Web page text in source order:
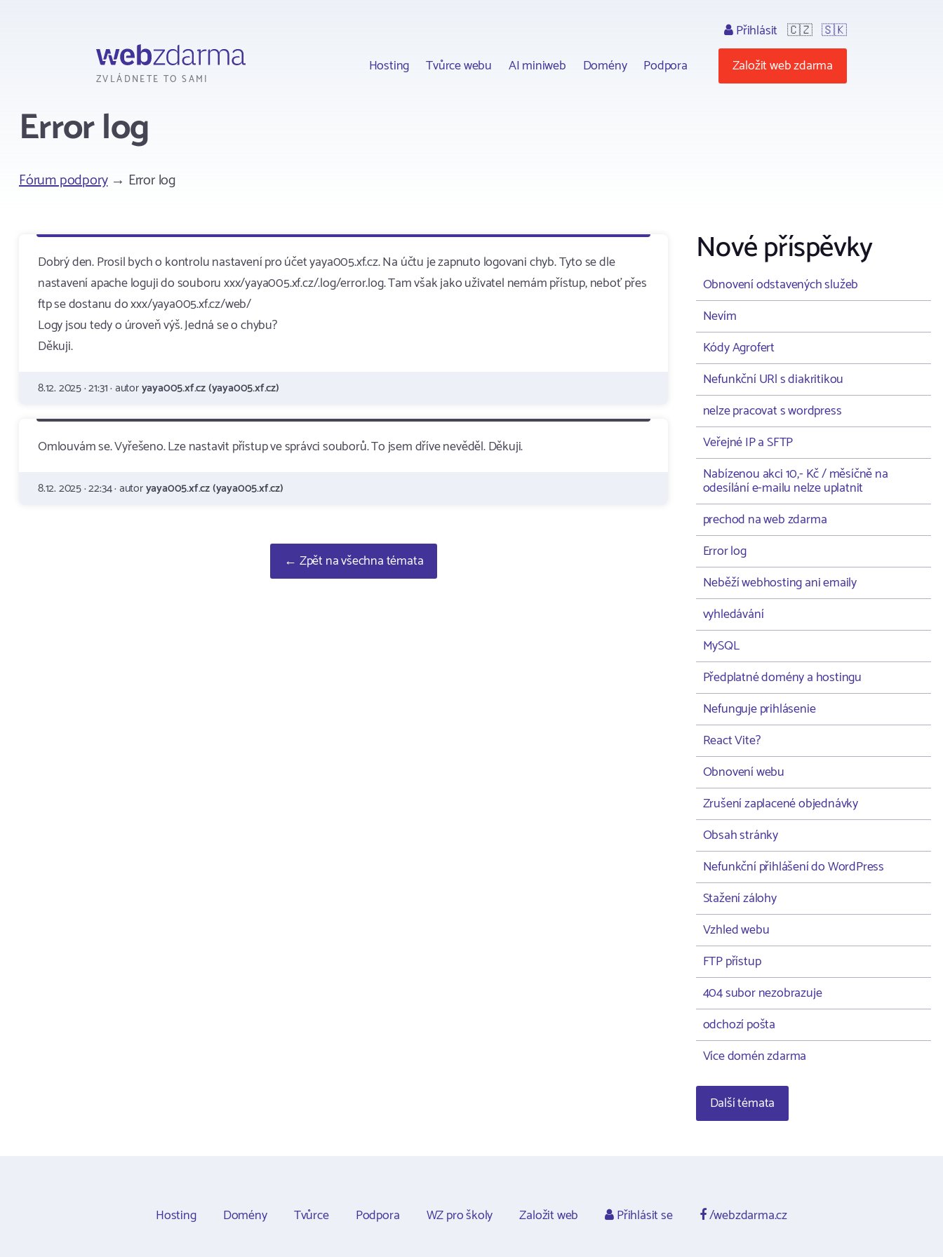
ZVLÁDNETE TO SAMI
Hosting Tvůrce webu AI miniweb Domény Podpora
Přihlásit 🇨🇿 🇸🇰
Založit web zdarma
Error log
Fórum podpory→ Error log
Dobrý den. Prosil bych o kontrolu nastavení pro účet yaya005.xf.cz. Na účtu je zapnuto logovani chyb. Tyto se dle
nastavení apache loguji do souboru xxx/yaya005.xf.cz/.log/error.log. Tam však jako uživatel nemám přístup, neboť přes
ftp se dostanu do xxx/yaya005.xf.cz/web/
Logy jsou tedy o úroveň výš. Jedná se o chybu?
Děkuji.
8.12. 2025 · 21:31 · autoryaya005.xf.cz (yaya005.xf.cz)
Omlouvám se. Vyřešeno. Lze nastavit přístup ve správci souborů. To jsem dříve nevěděl. Děkuji.
8.12. 2025 · 22:34 · autoryaya005.xf.cz (yaya005.xf.cz)
← Zpět na všechna témata
Nové příspěvky
Obnovení odstavených služeb
Nevím
Kódy Agrofert
Nefunkční URl s diakritikou
nelze pracovat s wordpress
Veřejné IP a SFTP
Nabízenou akci 10,- Kč / měsíčně na
odesílání e-mailu nelze uplatnit
prechod na web zdarma
Error log
Neběží webhosting ani emaily
vyhledávání
MySQL
Předplatné domény a hostingu
Nefunguje prihlásenie
React Vite?
Obnovení webu
Zrušení zaplacené objednávky
Obsah stránky
Nefunkční přihlášení do WordPress
Stažení zálohy
Vzhled webu
FTP přístup
404 subor nezobrazuje
odchozí pošta
Více domén zdarma
Další témata
Hosting Domény Tvůrce Podpora WZ pro školy Založit web Přihlásit se /webzdarma.cz